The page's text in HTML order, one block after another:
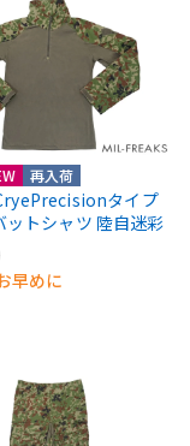
再入荷
タイプ
ットシャツ 陸自迷彩
早めに